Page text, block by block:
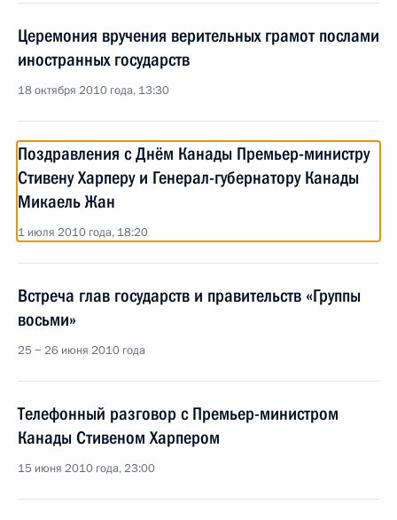
Церемония вручения верительных грамот послами
иностранных государств
18 октября 2010 года, 13:30
Поздравления с Днём Канады Премьер-министру
Стивену Харперу и Генерал-губернатору Канады
Микаель Жан
1 июля 2010 года, 18:20
Встреча глав государств и правительств «Группы
восьми»
25 − 26 июня 2010 года
Телефонный разговор с Премьер-министром
Канады Стивеном Харпером
15 июня 2010 года, 23:00